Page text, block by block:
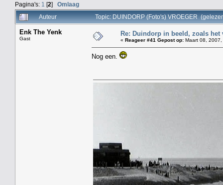
Pagina's: 1 [2] Omlaag
Auteur
Topic: DUINDORP (Foto's) VROEGER
Enk The Yenk
Gast
Re: Duindorp in beeld, zoals het
« Reageer #41 Gepost op: Maart 08,
Nog een.